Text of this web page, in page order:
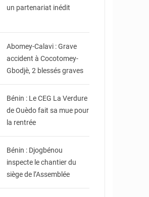
un partenariat inédit
Abomey-Calavi : Grave
accident à Cocotomey-
Gbodjè, 2 blessés graves
Bénin : Le CEG La Verdure
de Ouèdo fait sa mue pour
la rentrée
Bénin : Djogbénou
inspecte le chantier du
siège de l’Assemblée